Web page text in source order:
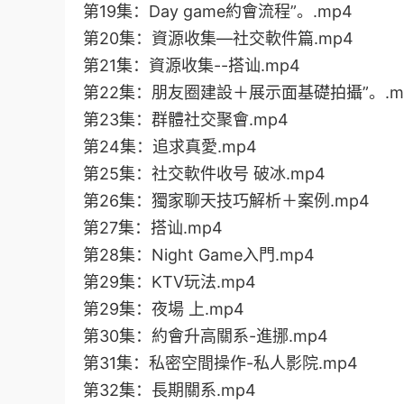
第19集：Day game約會流程”。.mp4
第20集：資源收集—社交軟件篇.mp4
第21集：資源收集--搭讪.mp4
第22集：朋友圈建設＋展示面基礎拍攝”。
第23集：群體社交聚會.mp4
第24集：追求真愛.mp4
第25集：社交軟件收号 破冰.mp4
第26集：獨家聊天技巧解析＋案例.mp4
第27集：搭讪.mp4
第28集：Night Game入門.mp4
第29集：KTV玩法.mp4
第29集：夜場 上.mp4
第30集：約會升高關系-進挪.mp4
第31集：私密空間操作-私人影院.mp4
第32集：長期關系.mp4